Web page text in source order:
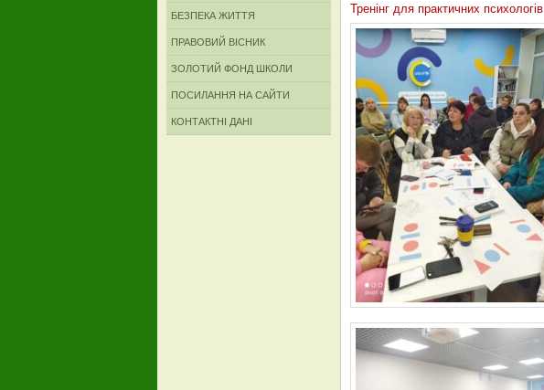
БЕЗПЕКА ЖИТТЯ
ПРАВОВИЙ ВІСНИК
ЗОЛОТИЙ ФОНД ШКОЛИ
ПОСИЛАННЯ НА САЙТИ
КОНТАКТНІ ДАНІ
Тренінг для практичних психологів